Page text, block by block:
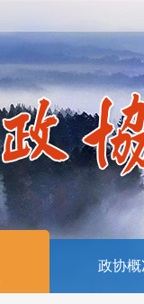
政协概